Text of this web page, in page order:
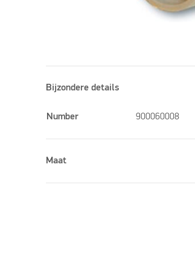
Bijzondere details
Number 900060008
Maat